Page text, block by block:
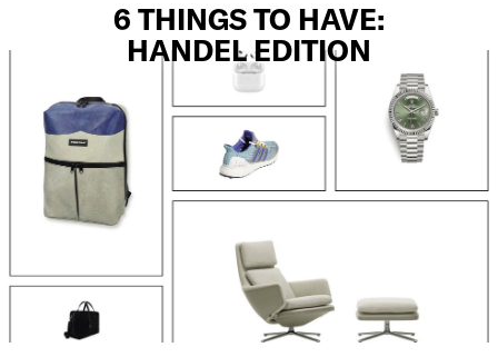
6 THINGS TO HAVE:
HANDEL EDITION